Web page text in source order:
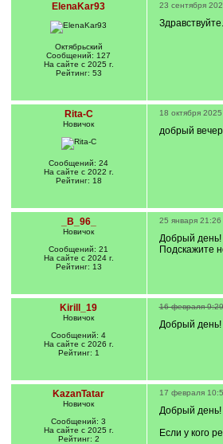
ElenaKar93
Октябрьский
Сообщений: 127
На сайте с 2025 г.
Рейтинг: 53
23 сентября
Rita-C
Новичок
Сообщений: 24
На сайте с 2022 г.
Рейтинг: 18
18 октября
добрый
_B_96_
Новичок
Сообщений: 21
На сайте с 2024 г.
Рейтинг: 13
25 января 21:26
Добрый день!
Подскажите
Kirill_19
Новичок
Сообщений: 4
На сайте с 2026 г.
Рейтинг: 1
16 февраля 9:29
Добрый день!
KazanTatar
Новичок
Сообщений: 3
На сайте с 2025 г.
Рейтинг: 2
17 февраля
Добрый день!
Если у кого